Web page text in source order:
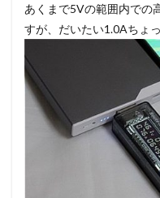
あくまで5Vの範囲内での
すが、だいたい1.0Aちょ